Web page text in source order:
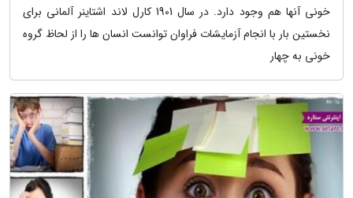
خونی آنها هم وجود دارد. در سال 1901 کارل لاند اشتاینر آلمانی برای
نخستین بار با انجام آزمایشات فراوان توانست انسان ها را از لحاظ گروه
خونی به چهار